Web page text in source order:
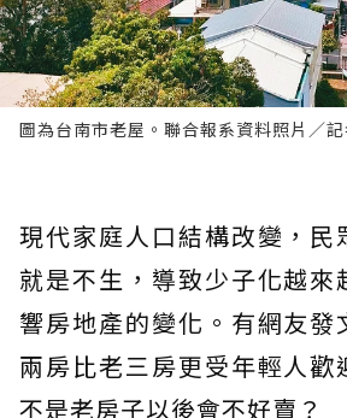
圖為台南市老屋。聯合報系資料照片／
現代家庭人口結構改變，民
就是不生，導致少子化越來
響房地產的變化。有網友發
兩房比老三房更受年輕人歡
不是老房子以後會不好賣？